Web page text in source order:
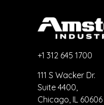
+1 312 645 1700
111 S Wacker Dr.
Suite 4400,
Chicago, IL 60606